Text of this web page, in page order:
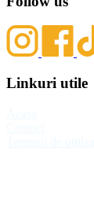
Linkuri utile